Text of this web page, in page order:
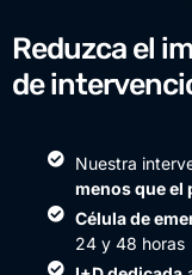
Reduzca el
de
Nuestra
menos que el
Célula de
24 y 48 horas